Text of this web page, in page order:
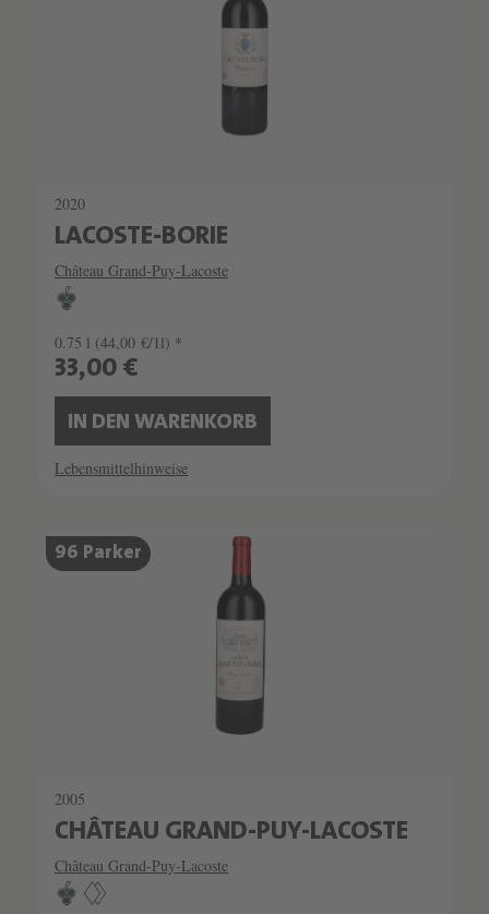
2020
LACOSTE-BORIE
Château Grand-Puy-Lacoste
0.75 l (44,00 €/1l) *
33,00 €
IN DEN WARENKORB
Lebensmittelhinweise
SCHATZKAMMER
SEHR LIMITIERT
96 Parker
2005
CHÂTEAU GRAND-PUY-LACOSTE
Château Grand-Puy-Lacoste